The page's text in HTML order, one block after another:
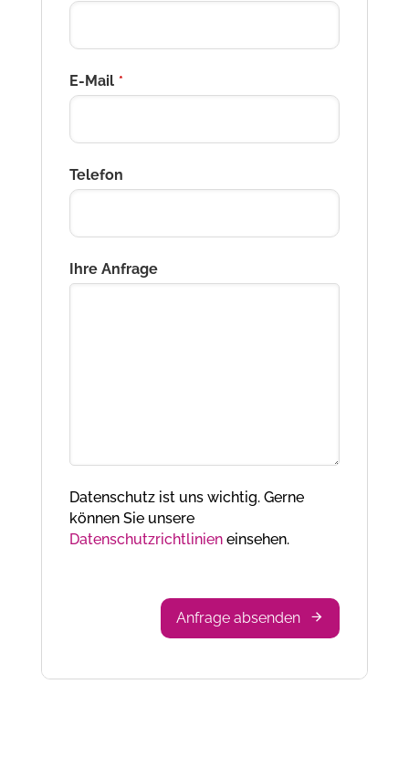
E-Mail *
Telefon
Ihre Anfrage
Datenschutz ist uns wichtig. Gerne
können Sie unsere
Datenschutzrichtlinieneinsehen.
Anfrage absenden
Name *